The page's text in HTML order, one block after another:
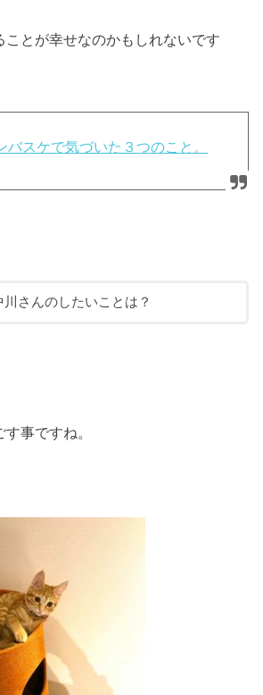
ことが幸せなのかもしれないです
バスケで気づいた３つのこと。
川さんのしたいことは？
事ですね。